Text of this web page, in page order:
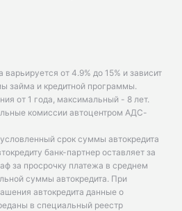
варьируется от 4.9% до 15% и зависит
займа и кредитной программы.
от 1 года, максимальный - 8 лет.
комиссии автоцентром АДС-
срок суммы автокредита
банк-партнер оставляет за
за просрочку платежа в среднем
суммы автокредита. При
автокредита данные о
в специальный реестр